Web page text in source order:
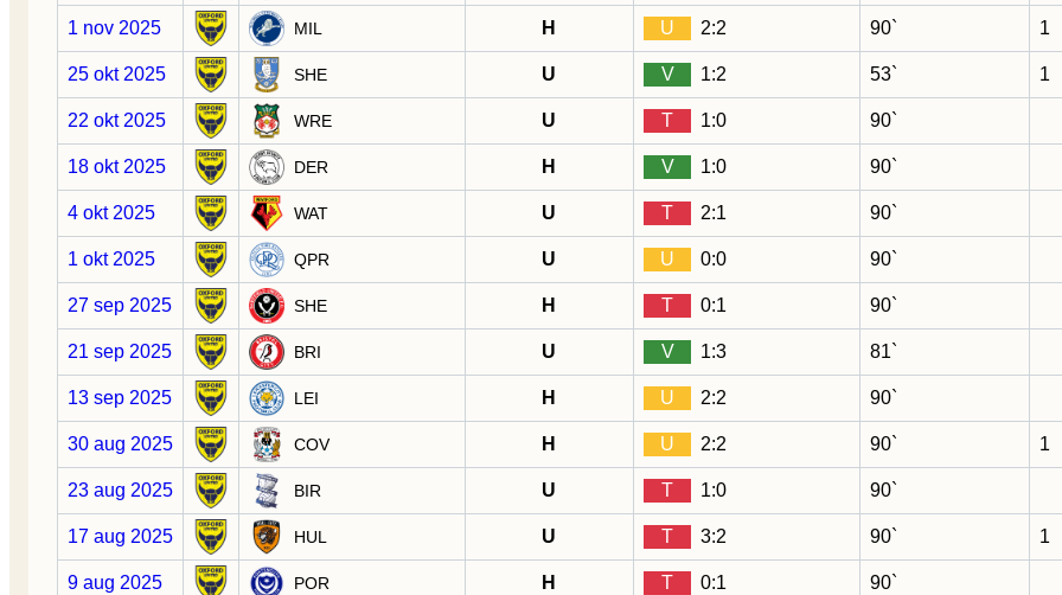
1 nov 2025 MIL H U 2:2 90` 1
25 okt 2025 SHE U V 1:2 53` 1
22 okt 2025 WRE U T 1:0 90`
18 okt 2025 DER H V 1:0 90`
4 okt 2025 WAT U T 2:1 90`
1 okt 2025 QPR U U 0:0 90`
27 sep 2025 SHE H T 0:1 90`
21 sep 2025 BRI U V 1:3 81`
13 sep 2025 LEI H U 2:2 90`
30 aug 2025 COV H U 2:2 90` 1
23 aug 2025 BIR U T 1:0 90`
17 aug 2025 HUL U T 3:2 90` 1
9 aug 2025 POR H T 0:1 90`